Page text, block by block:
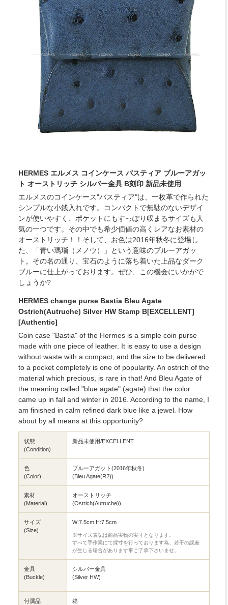
HERMES エルメス コインケース バスティア ブルーアガッ
ト オーストリッチ シルバー金具 B刻印 新品未使用
エルメスのコインケース"バスティア"は、一枚革で作られた
シンプルな小銭入れです。コンパクトで無駄のないデザイ
ンが使いやすく、ポケットにもすっぽり収まるサイズも人
気の一つです。その中でも希少価値の高くレアなお素材の
オーストリッチ！！そして、お色は2016年秋冬に登場し
た、「青い瑪瑙（メノウ）」という意味のブルーアガッ
ト。その名の通り、宝石のように落ち着いた上品なダーク
ブルーに仕上がっております。ぜひ、この機会にいかがで
しょうか?
HERMES change purse Bastia Bleu Agate
Ostrich(Autruche) Silver HW Stamp B[EXCELLENT]
[Authentic]
Coin case "Bastia" of the Hermes is a simple coin purse
made with one piece of leather. It is easy to use a design
without waste with a compact, and the size to be delivered
to a pocket completely is one of popularity. An ostrich of the
material which precious, is rare in that! And Bleu Agate of
the meaning called "blue agate" (agate) that the color
came up in fall and winter in 2016. According to the name, I
am finished in calm refined dark blue like a jewel. How
about by all means at this opportunity?
状態
(Condition)
新品未使用/EXCELLENT
色
(Color)
ブルーアガット(2016年秋冬)
(Bleu Agate(R2))
素材
(Material)
オーストリッチ
(Ostrich(Autruche))
サイズ
(Size)
W:7.5cm H:7.5cm
※サイズ表記は商品実物の実寸となります。
すべて手作業にて採寸を行っております為、若干の誤差
が生じる場合があります事ご了承下さいませ。
金具
(Buckle)
シルバー金具
(Silver HW)
付属品
箱